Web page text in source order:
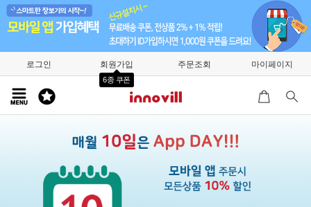
로그인 회원가입
6종 쿠폰
주문조회 마이페이지